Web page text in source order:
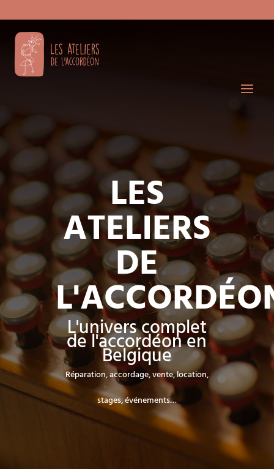
LES
ATELIERS
DE
L'univers complet
de l'accordéon en
Belgique
Réparation, accordage, vente, location,
stages, événements…